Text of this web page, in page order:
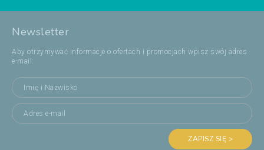
Newsletter
Aby otrzymywać informacje o ofertach i promocjach wpisz swój adres
e-mail:
ZAPISZ SIĘ >